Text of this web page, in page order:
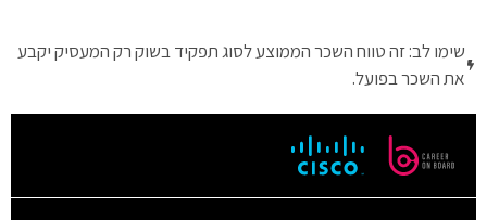
שימו לב: זה טווח השכר הממוצע לסוג תפקיד בשוק רק המעסיק יקבע
את השכר בפועל.